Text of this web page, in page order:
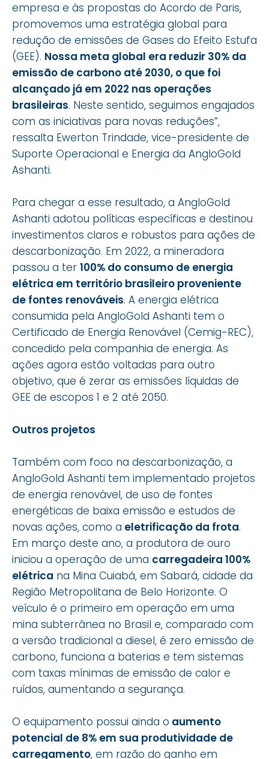
empresa e às propostas do Acordo de Paris,
promovemos uma estratégia global para
redução de emissões de Gases do Efeito Estufa
(GEE). Nossa meta global era reduzir 30% da
emissão de carbono até 2030, o que foi
alcançado já em 2022 nas operações
brasileiras. Neste sentido, seguimos engajados
com as iniciativas para novas reduções”,
ressalta Ewerton Trindade, vice-presidente de
Suporte Operacional e Energia da AngloGold
Ashanti.
Para chegar a esse resultado, a AngloGold
Ashanti adotou políticas específicas e destinou
investimentos claros e robustos para ações de
descarbonização. Em 2022, a mineradora
passou a ter 100% do consumo de energia
elétrica em território brasileiro proveniente
de fontes renováveis. A energia elétrica
consumida pela AngloGold Ashanti tem o
Certificado de Energia Renovável (Cemig-REC),
concedido pela companhia de energia. As
ações agora estão voltadas para outro
objetivo, que é zerar as emissões líquidas de
GEE de escopos 1 e 2 até 2050.
Outros projetos
Também com foco na descarbonização, a
AngloGold Ashanti tem implementado projetos
de energia renovável, de uso de fontes
energéticas de baixa emissão e estudos de
novas ações, como a eletrificação da frota.
Em março deste ano, a produtora de ouro
iniciou a operação de uma carregadeira 100%
elétrica na Mina Cuiabá, em Sabará, cidade da
Região Metropolitana de Belo Horizonte. O
veículo é o primeiro em operação em uma
mina subterrânea no Brasil e, comparado com
a versão tradicional a diesel, é zero emissão de
carbono, funciona a baterias e tem sistemas
com taxas mínimas de emissão de calor e
ruídos, aumentando a segurança.
O equipamento possui ainda o aumento
potencial de 8% em sua produtividade de
carregamento, em razão do ganho em